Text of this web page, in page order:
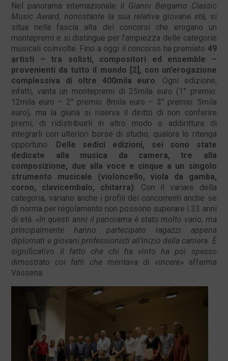
Nel panorama internazionale il Gianni Bergamo Classic
Music Award, nonostante la sua relativa giovane età, si
situa nella fascia alta dei concorsi che erogano un
montepremi e si distingue per l’ampiezza delle categorie
musicali coinvolte. Fino a oggi il concorso ha premiato 49
artisti – tra solisti, compositori ed ensemble –
provenienti da tutto il mondo [2], con un’erogazione
complessiva di oltre 400mila euro . Ogni edizione,
infatti, vanta un montepremi di 25mila euro (1° premio:
12mila euro – 2° premio: 8mila euro – 3° premio: 5mila
euro), ma la giuria si riserva il diritto di non conferire
premi, di ridistribuirli in altro modo o addirittura di
integrarli con ulteriori borse di studio, qualora lo ritenga
opportuno. Delle sedici edizioni, sei sono state
dedicate alla musica da camera, tre alla
composizione, due alla voce e cinque a un singolo
strumento musicale (violoncello, viola da gamba,
corno, clavicembalo, chitarra) . Con il variare della
categoria, variano anche i profili dei concorrenti anche se
di norma per regolamento non possono superare i 33 anni
di età. «In questi anni il panorama è stato molto vario, ma
principalmente hanno partecipato ragazzi appena
diplomati e giovani professionisti all’inizio della carriera. È
significativo il fatto che chi ha vinto ha poi spesso
dimostrato coi fatti che meritava di vincere» afferma
Vassena.